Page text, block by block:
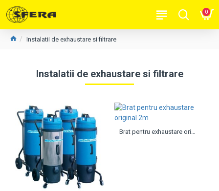
0
Instalatii de exhaustare si filtrare
Instalatii de exhaustare si filtrare